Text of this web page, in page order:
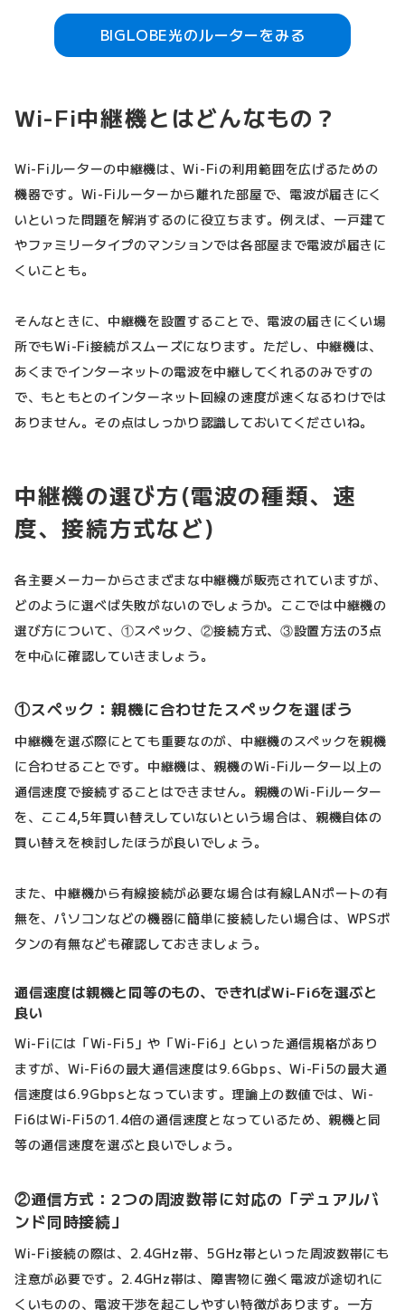
BIGLOBE光のルーターをみる
Wi-Fi中継機とはどんなもの？
Wi-Fiルーターの中継機は、Wi-Fiの利用範囲を広げるための
機器です。Wi-Fiルーターから離れた部屋で、電波が届きにく
いといった問題を解消するのに役立ちます。例えば、一戸建て
やファミリータイプのマンションでは各部屋まで電波が届きに
くいことも。
そんなときに、中継機を設置することで、電波の届きにくい場
所でもWi-Fi接続がスムーズになります。ただし、中継機は、
あくまでインターネットの電波を中継してくれるのみですの
で、もともとのインターネット回線の速度が速くなるわけでは
ありません。その点はしっかり認識しておいてくださいね。
中継機の選び方(電波の種類、速
度、接続方式など)
各主要メーカーからさまざまな中継機が販売されていますが、
どのように選べば失敗がないのでしょうか。ここでは中継機の
選び方について、①スペック、②接続方式、③設置方法の3点
を中心に確認していきましょう。
①スペック：親機に合わせたスペックを選ぼう
中継機を選ぶ際にとても重要なのが、中継機のスペックを親機
に合わせることです。中継機は、親機のWi-Fiルーター以上の
通信速度で接続することはできません。親機のWi-Fiルーター
を、ここ4,5年買い替えしていないという場合は、親機自体の
買い替えを検討したほうが良いでしょう。
また、中継機から有線接続が必要な場合は有線LANポートの有
無を、パソコンなどの機器に簡単に接続したい場合は、WPSボ
タンの有無なども確認しておきましょう。
通信速度は親機と同等のもの、できればWi-Fi6を選ぶと
良い
Wi-Fiには「Wi-Fi5」や「Wi-Fi6」といった通信規格があり
ますが、Wi-Fi6の最大通信速度は9.6Gbps、Wi-Fi5の最大通
信速度は6.9Gbpsとなっています。理論上の数値では、Wi-
Fi6はWi-Fi5の1.4倍の通信速度となっているため、親機と同
等の通信速度を選ぶと良いでしょう。
②通信方式：2つの周波数帯に対応の「デュアルバ
ンド同時接続」
Wi-Fi接続の際は、2.4GHz帯、5GHz帯といった周波数帯にも
注意が必要です。2.4GHz帯は、障害物に強く電波が途切れに
くいものの、電波干渉を起こしやすい特徴があります。一方